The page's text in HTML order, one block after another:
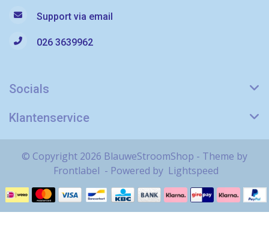
Support via email
026 3639962
Socials
Klantenservice
© Copyright 2026 BlauweStroomShop - Theme by
Frontlabel - Powered by Lightspeed